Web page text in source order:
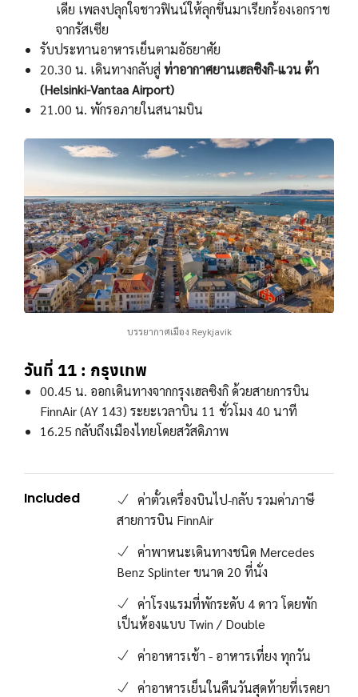
เดีย เพลงปลุกใจชาวฟินน์ให้ลุกขึ้นมาเรียกร้องเอกราช
จากรัสเซีย
รับประทานอาหารเย็นตามอัธยาศัย
20.30 น. เดินทางกลับสู่ท่าอากาศยานเฮลซิงกิ-แวน ต้า
(Helsinki-Vantaa Airport)
21.00 น. พักรอภายในสนามบิน
บรรยากาศเมือง Reykjavik
วันที่ 11 : กรุงเทพ
00.45 น. ออกเดินทางจากกรุงเฮลซิงกิ ด้วยสายการบิน
FinnAir (AY 143) ระยะเวลาบิน 11 ชั่วโมง 40 นาที
16.25 กลับถึงเมืองไทยโดยสวัสดิภาพ
Included
ค่าตั๋วเครื่องบินไป-กลับ รวมค่าภาษี
สายการบิน FinnAir
ค่าพาหนะเดินทางชนิด Mercedes
Benz Splinter ขนาด 20 ที่นั่ง
ค่าโรงแรมที่พักระดับ 4 ดาว โดยพัก
เป็นห้องแบบ Twin / Double
ค่าอาหารเช้า - อาหารเที่ยง ทุกวัน
ค่าอาหารเย็นในคืนวันสุดท้ายที่เรคยา